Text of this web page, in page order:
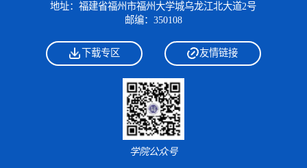
地址：福建省福州市福州大学城乌龙江北大道2号
邮编：350108
下载专区 友情链接
学院公众号